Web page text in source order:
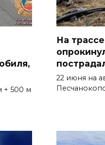
+ 500 м
На
22 июня на